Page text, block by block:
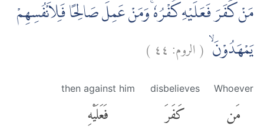
مَنْ كَفَرَ فَعَلَيْهِ كُفْرُهٗۚ وَمَنْ عَمِلَ صَالِحًا فَلِاَنْفُسِهِمْ
يَمْهَدُوْنَۙ (الروم: ٤٤)
Whoever
مَن
disbelieves
كَفَرَ
then against him
فَعَلَيْهِ